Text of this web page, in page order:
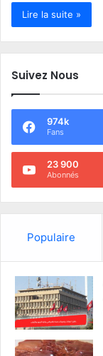
Lire la suite »
Suivez Nous
974k
Fans
23 900
Abonnés
Populaire